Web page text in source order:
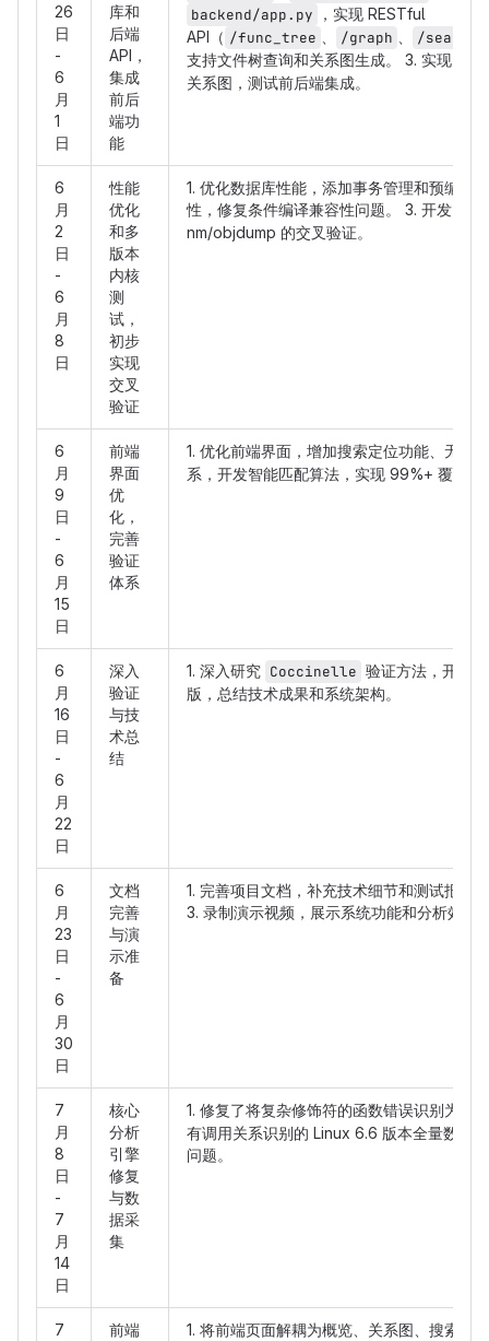
26
日
-
6
月
1
日
库和
后端
API，
集成
前后
端功
能
backend/app.py
，实现 RESTful
API（ /func_tree /graph
/
支持文件树查询和关系图生成。 3. 实现
关系图，测试前后端集成。
6
月
2
日
-
6
月
8
日
性能
优化
和多
版本
内核
测
试，
初步
实现
交叉
验证
1. 优化数据库性能，添加事务管理和预编译
性，修复条件编译兼容性问题。 3. 开发
nm/objdump 的交叉验证。
6
月
9
日
-
6
月
15
日
前端
界面
优
化，
完善
验证
体系
1. 优化前端界面，增加搜索定位功能、无关
系，开发智能匹配算法，实现 99%+ 覆盖率
6
月
16
日
-
6
月
22
日
深入
验证
与技
术总
结
1. 深入研究 Coccinelle 验证方法，开发
版，总结技术成果和系统架构。
6
月
23
日
-
6
月
30
日
文档
完善
与演
示准
备
1. 完善项目文档，补充技术细节和测试报告
3. 录制演示视频，展示系统功能和分析效果
7
月
8
日
-
7
月
14
日
核心
分析
引擎
修复
与数
据采
集
1. 修复了将复杂修饰符的函数错误识别为变
有调用关系识别的 Linux 6.6 版本全量数据
问题。
7
前端
1. 将前端页面解耦为概览、关系图、搜索和